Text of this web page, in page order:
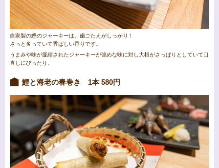
自家製の鰹のジャーキーは、歯ごたえがしっかり！
さっと炙っていて香ばしい香りです。
うまみや味が凝縮されたジャーキーが強めな味に対し大根がさっぱりとしていて口
直しにぴったり。
鰹と海老の春巻き 1本 580円